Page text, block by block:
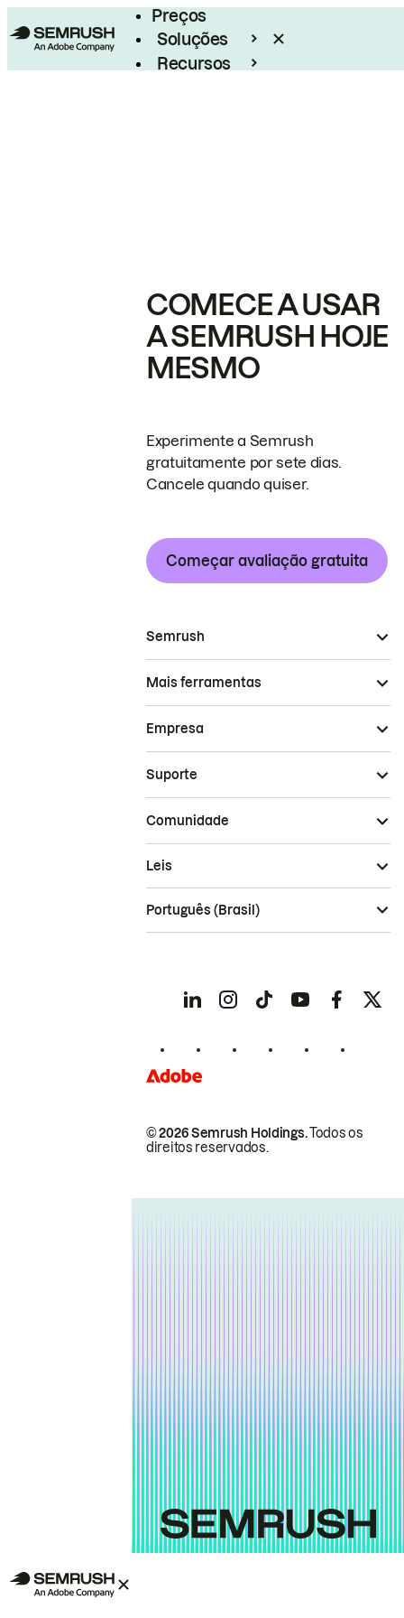
Preços
Soluções
Recursos
COMECE A USAR
A SEMRUSH HOJE
MESMO
Experimente a Semrush
gratuitamente por sete dias.
Cancele quando quiser.
Começar avaliação gratuita
Semrush
Mais ferramentas
Empresa
Suporte
Comunidade
© 2026 Semrush Holdings.Todos os
direitos reservados.
Leis
Português (Brasil)